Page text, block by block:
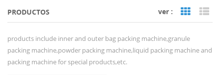
PRODUCTOS ver : Grid
products include inner and outer bag packing machine,granule
packing machine,powder packing machine,liquid packing machine and
packing machine for special products,etc.